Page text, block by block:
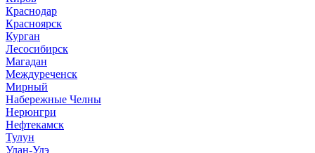
Краснодар
Красноярск
Курган
Лесосибирск
Магадан
Междуреченск
Мирный
Набережные Челны
Нерюнгри
Нефтекамск
Тулун
Улан-Удэ